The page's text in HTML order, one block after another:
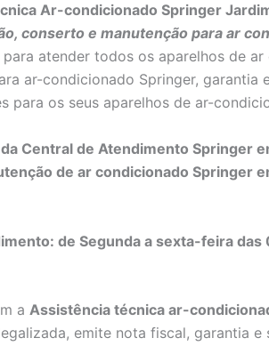
Ar-condicionado Springer
conserto e manutenção para ar
atender todos os aparelhos de
ar-condicionado Springer, garantia
para os seus aparelhos de ar-
Central de Atendimento Springer
de ar condicionado Springer
de Segunda a sexta-feira
a Assistência técnica ar-
emite nota fiscal, garantia